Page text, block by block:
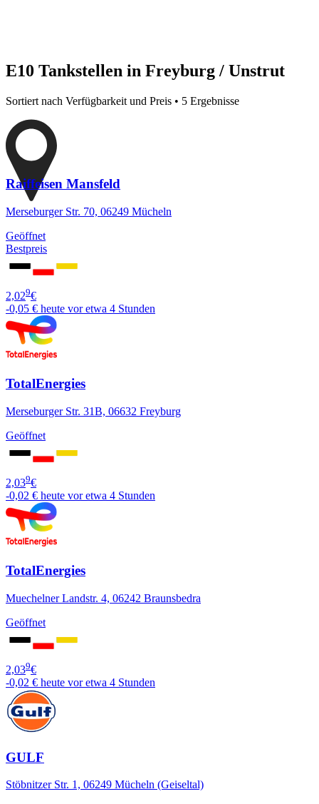
E10 Tankstellen in Freyburg / Unstrut
Sortiert nach Verfügbarkeit und Preis • 5 Ergebnisse
Raiffeisen Mansfeld
Merseburger Str. 70, 06249 Mücheln
Geöffnet
Bestpreis
2,029€
-0,05 € heute vor etwa 4 Stunden
TotalEnergies
Merseburger Str. 31B, 06632 Freyburg
Geöffnet
2,039€
-0,02 € heute vor etwa 4 Stunden
TotalEnergies
Muechelner Landstr. 4, 06242 Braunsbedra
Geöffnet
2,039€
-0,02 € heute vor etwa 4 Stunden
GULF
Stöbnitzer Str. 1, 06249 Mücheln (Geiseltal)